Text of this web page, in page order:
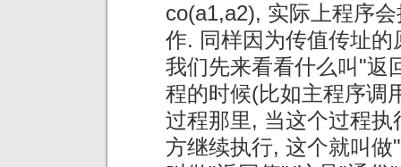
co(a1,a2), 实际上程序
作. 同样因为传值传址
我们先来看看什么叫"返
程的时候(比如主程序调
过程那里, 当这个过程
方继续执行, 这个就叫